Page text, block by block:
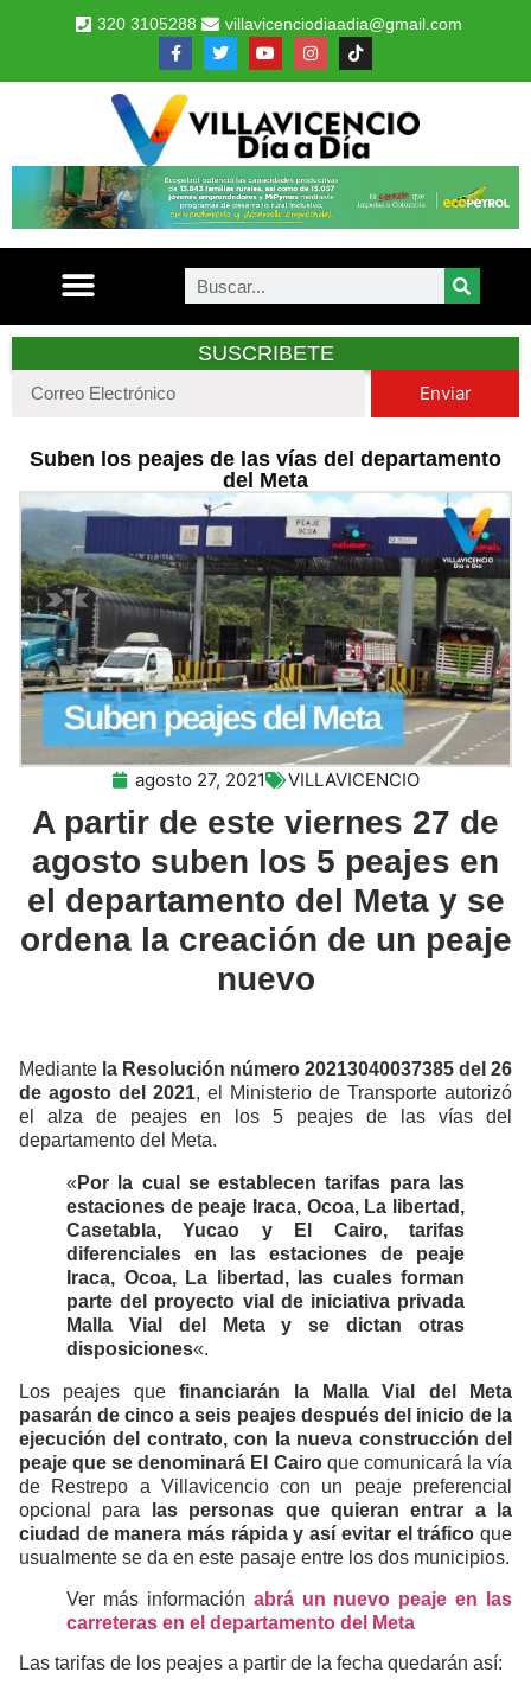
320 3105288 villavicenciodiaadia@gmail.com
SUSCRIBETE
Enviar
Suben los peajes de las vías del departamento
del Meta
agosto 27, 2021 VILLAVICENCIO
A partir de este viernes 27 de
agosto suben los 5 peajes en
el departamento del Meta y se
ordena la creación de un peaje
nuevo
Mediante la Resolución número 20213040037385 del 26
de agosto del 2021, el Ministerio de Transporte autorizó
el alza de peajes en los 5 peajes de las vías del
departamento del Meta.
« Por la cual se establecen tarifas para las
estaciones de peaje Iraca, Ocoa, La libertad,
Casetabla, Yucao y El Cairo, tarifas
diferenciales en las estaciones de peaje
Iraca, Ocoa, La libertad, las cuales forman
parte del proyecto vial de iniciativa privada
Malla Vial del Meta y se dictan otras
disposiciones«.
Los peajes quefinanciarán la Malla Vial del Meta
pasarán de cinco a seis peajes después del inicio de la
ejecución del contrato, con la nueva construcción del
peaje que se denominará El Cairoque comunicará la vía
de Restrepo a Villavicencio con un peaje preferencial
opcional para las personas que quieran entrar a la
ciudad de manera más rápida y así evitar el tráfico que
usualmente se da en este pasaje entre los dos municipios.
Ver más información abrá un nuevo peaje en las
carreteras en el departamento del Meta
Las tarifas de los peajes a partir de la fecha quedarán así: